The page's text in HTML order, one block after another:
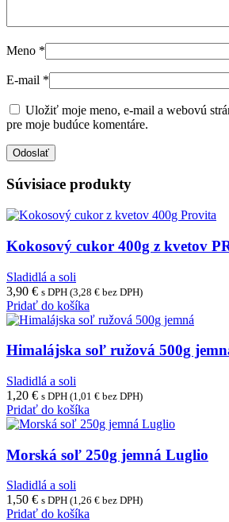
Meno *
E-mail *
Uložiť moje meno, e-mail a webovú
pre moje budúce komentáre.
Súvisiace produkty
Kokosový cukor 400g z kvetov
Sladidlá a soli
3,90 € s DPH (3,28 € bez DPH)
Pridať do košíka
Himalájska soľ ružová 500g
Sladidlá a soli
1,20 € s DPH (1,01 € bez DPH)
Pridať do košíka
Morská soľ 250g jemná Luglio
Sladidlá a soli
1,50 € s DPH (1,26 € bez DPH)
Pridať do košíka